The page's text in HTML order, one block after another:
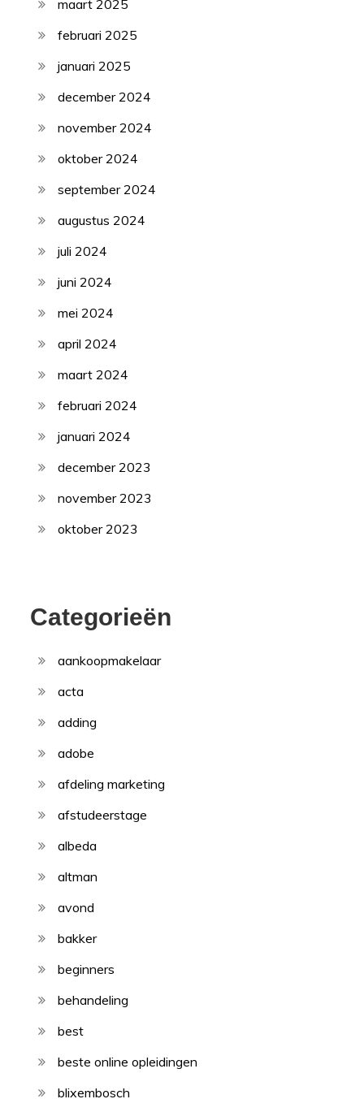
maart 2025
februari 2025
januari 2025
december 2024
november 2024
oktober 2024
september 2024
augustus 2024
juli 2024
juni 2024
mei 2024
april 2024
maart 2024
februari 2024
januari 2024
december 2023
november 2023
oktober 2023
Categorieën
aankoopmakelaar
acta
adding
adobe
afdeling marketing
afstudeerstage
albeda
altman
avond
bakker
beginners
behandeling
best
beste online opleidingen
blixembosch